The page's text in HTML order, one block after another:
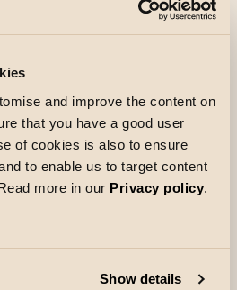
and improve the content on
that you have a good user
of cookies is also to ensure
to enable us to target content
more in our Privacy policy.
Show details
Beleuchtung
zur direkten
lässt sich drehen und
genau dahin strahlt, wo
einfach an allen gängigen
-dosen zu montieren
geeignet.
Blendringe in Weiß oder